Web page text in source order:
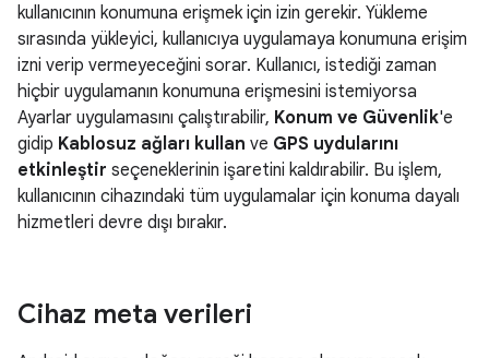
kullanıcının konumuna erişmek için izin gerekir. Yükleme
sırasında yükleyici, kullanıcıya uygulamaya konumuna erişim
izni verip vermeyeceğini sorar. Kullanıcı, istediği zaman
hiçbir uygulamanın konumuna erişmesini istemiyorsa
Ayarlar uygulamasını çalıştırabilir, Konum ve Güvenlik'e
gidip Kablosuz ağları kullan ve GPS uydularını
etkinleştir seçeneklerinin işaretini kaldırabilir. Bu işlem,
kullanıcının cihazındaki tüm uygulamalar için konuma dayalı
hizmetleri devre dışı bırakır.
Cihaz meta verileri